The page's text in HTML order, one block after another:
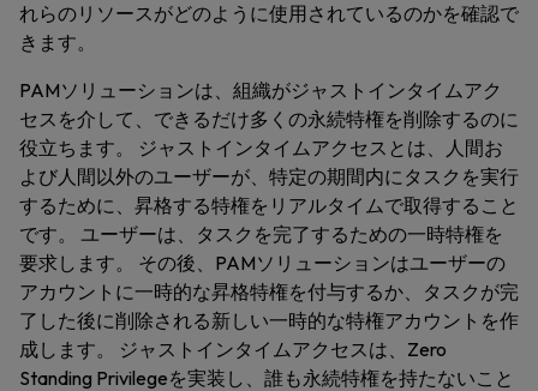
れらのリソースがどのように使用されているのかを確認で
きます。
PAMソリューションは、組織がジャストインタイムアク
セスを介して、できるだけ多くの永続特権を削除するのに
役立ちます。 ジャストインタイムアクセスとは、人間お
よび人間以外のユーザーが、特定の期間内にタスクを実行
するために、昇格する特権をリアルタイムで取得すること
です。 ユーザーは、タスクを完了するための一時特権を
要求します。 その後、PAMソリューションはユーザーの
アカウントに一時的な昇格特権を付与するか、タスクが完
了した後に削除される新しい一時的な特権アカウントを作
成します。 ジャストインタイムアクセスは、Zero
Standing Privilegeを実装し、誰も永続特権を持たないこと